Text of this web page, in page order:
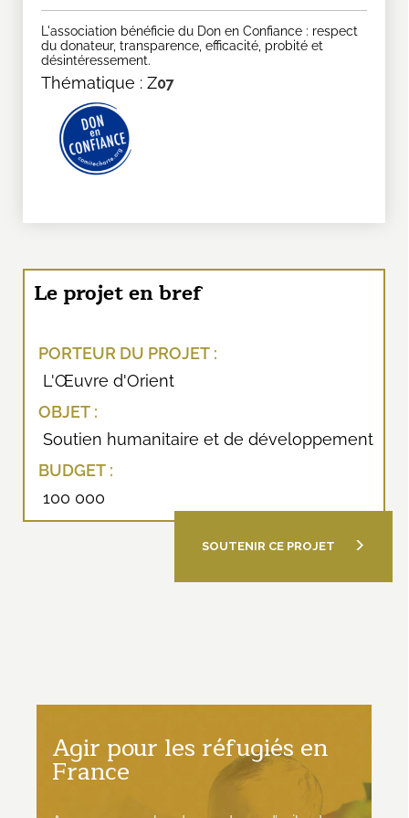
L'association bénéficie du Don en Confiance : respect
du donateur, transparence, efficacité, probité et
désintéressement.
Thématique : Z07
Le projet en bref
PORTEUR DU PROJET :
L'Œuvre d'Orient
OBJET :
Soutien humanitaire et de développement
BUDGET :
100 000
SOUTENIR CE PROJET
Agir pour les réfugiés en
France